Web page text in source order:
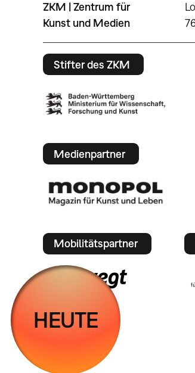
ZKM | Zentrum für
Kunst und Medien
Stifter des ZKM
Medienpartner
Mobilitätspartner
HEUTE